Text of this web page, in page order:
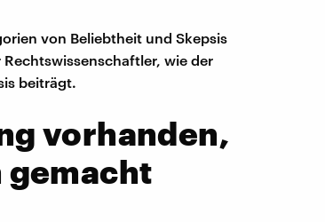
von Beliebtheit und Skepsis
wie der
beiträgt.
vorhanden,